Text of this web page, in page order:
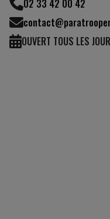
02 33 42 00 42
OUVERT TOUS LES